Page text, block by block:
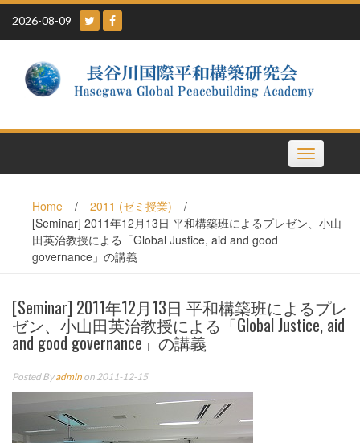
Skip
content
2026-08-09
Toggle
navigation
Home / 2011 (ゼミ授業)
/
[Seminar] 2011年12月13日 平和構築班によるプレゼン、小山
田英治教授による「Global Justice, aid and good
governance」の講義
[Seminar] 2011年12月13日 平和構築班によるプレ
ゼン、小山田英治教授による「Global Justice, aid
and good governance」の講義
Posted Byadmin on 2011-12-15